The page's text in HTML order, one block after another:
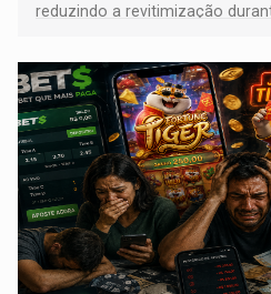
reduzindo a revitimização